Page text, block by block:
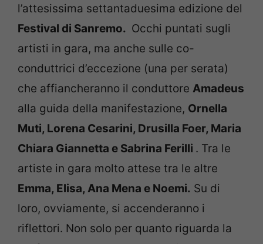
l’attesissima settantaduesima edizione del
Festival di Sanremo. Occhi puntati sugli
artisti in gara, ma anche sulle co-
conduttrici d’eccezione (una per serata)
che affiancheranno il conduttore Amadeus
alla guida della manifestazione, Ornella
Muti, Lorena Cesarini, Drusilla Foer, Maria
Chiara Giannetta e Sabrina Ferilli . Tra le
artiste in gara molto attese tra le altre
Emma, Elisa, Ana Mena e Noemi. Su di
loro, ovviamente, si accenderanno i
riflettori. Non solo per quanto riguarda la